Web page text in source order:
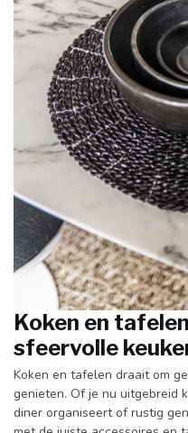
Koken en
sfeervolle
Koken en tafelen draait om
genieten. Of je nu uitgebreid
diner organiseert of rustig